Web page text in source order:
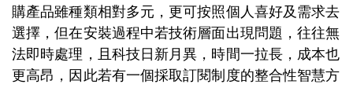
購產品雖種類相對多元，更可按照個人喜好及需求去
選擇，但在安裝過程中若技術層面出現問題，往往無
法即時處理，且科技日新月異，時間一拉長，成本也
更高昂，因此若有一個採取訂閱制度的整合性智慧方